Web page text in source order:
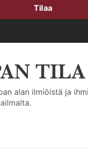
Tilaa
alan ilmiöistä ja